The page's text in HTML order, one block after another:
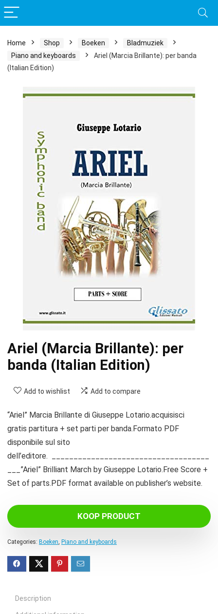
Home Shop Boeken
Bladmuziek
Piano and keyboards
Ariel (Marcia Brillante): per banda
(Italian Edition)
Ariel (Marcia Brillante): per
banda (Italian Edition)
Add to wishlist Add to compare
“Ariel” Marcia Brillante di Giuseppe Lotario.acquisisci
gratis partitura + set parti per banda.Formato PDF
disponibile sul sito
dell’editore. ____________________________________
___”Ariel” Brilliant March by Giuseppe Lotario.Free Score +
Set of parts.PDF format available on publisher’s website.
KOOP PRODUCT
Categories: Boeken, Piano and keyboards
Description